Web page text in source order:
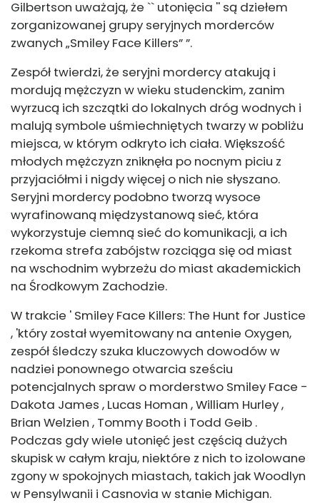
Gilbertson uważają, że `` utonięcia '' są dziełem
zorganizowanej grupy seryjnych morderców
zwanych „Smiley Face Killers” ”.
Zespół twierdzi, że seryjni mordercy atakują i
mordują mężczyzn w wieku studenckim, zanim
wyrzucą ich szczątki do lokalnych dróg wodnych i
malują symbole uśmiechniętych twarzy w pobliżu
miejsca, w którym odkryto ich ciała. Większość
młodych mężczyzn zniknęła po nocnym piciu z
przyjaciółmi i nigdy więcej o nich nie słyszano.
Seryjni mordercy podobno tworzą wysoce
wyrafinowaną międzystanową sieć, która
wykorzystuje ciemną sieć do komunikacji, a ich
rzekoma strefa zabójstw rozciąga się od miast
na wschodnim wybrzeżu do miast akademickich
na Środkowym Zachodzie.
W trakcie ' Smiley Face Killers: The Hunt for Justice
, 'który został wyemitowany na antenie Oxygen,
zespół śledczy szuka kluczowych dowodów w
nadziei ponownego otwarcia sześciu
potencjalnych spraw o morderstwo Smiley Face -
Dakota James , Lucas Homan , William Hurley ,
Brian Welzien , Tommy Booth i Todd Geib .
Podczas gdy wiele utonięć jest częścią dużych
skupisk w całym kraju, niektóre z nich to izolowane
zgony w spokojnych miastach, takich jak Woodlyn
w Pensylwanii i Casnovia w stanie Michigan.